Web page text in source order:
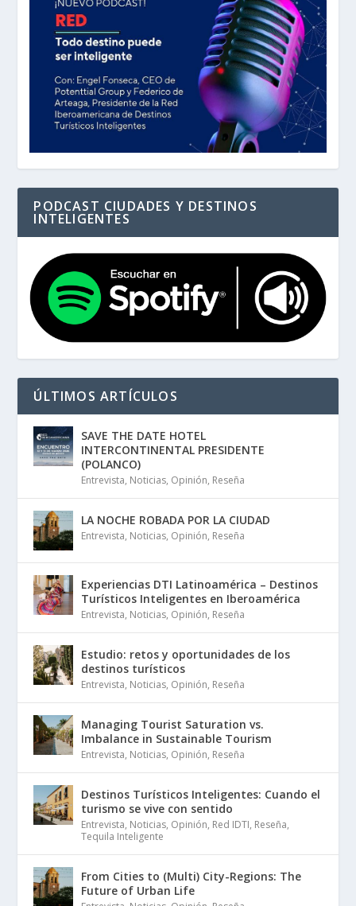
PODCAST CIUDADES Y DESTINOS
INTELIGENTES
ÚLTIMOS ARTÍCULOS
SAVE THE DATE HOTEL
INTERCONTINENTAL PRESIDENTE
(POLANCO)
Entrevista, Noticias, Opinión, Reseña
LA NOCHE ROBADA POR LA CIUDAD
Entrevista, Noticias, Opinión, Reseña
Experiencias DTI Latinoamérica – Destinos
Turísticos Inteligentes en Iberoamérica
Entrevista, Noticias, Opinión, Reseña
Estudio: retos y oportunidades de los
destinos turísticos
Entrevista, Noticias, Opinión, Reseña
Managing Tourist Saturation vs.
Imbalance in Sustainable Tourism
Entrevista, Noticias, Opinión, Reseña
Destinos Turísticos Inteligentes: Cuando el
turismo se vive con sentido
Entrevista, Noticias, Opinión, Red IDTI, Reseña,
Tequila Inteligente
From Cities to (Multi) City-Regions: The
Future of Urban Life